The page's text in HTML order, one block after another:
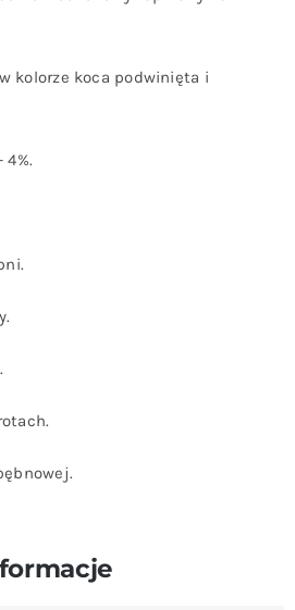
kolorze koca podwinięta i
4%.